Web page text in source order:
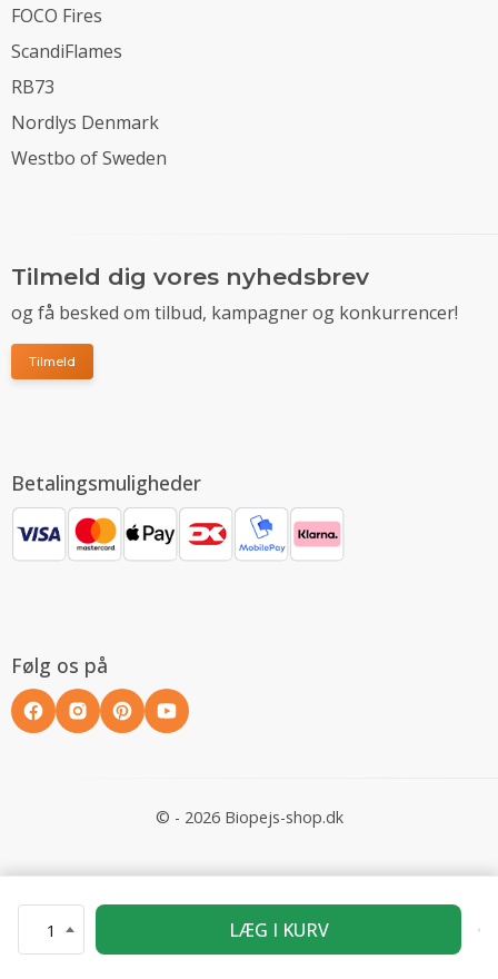
1 LÆG I KURV
FOCO Fires
ScandiFlames
RB73
Nordlys Denmark
Westbo of Sweden
Tilmeld dig vores nyhedsbrev
og få besked om tilbud, kampagner og konkurrencer!
Tilmeld
Betalingsmuligheder
Følg os på
© - 2026 Biopejs-shop.dk